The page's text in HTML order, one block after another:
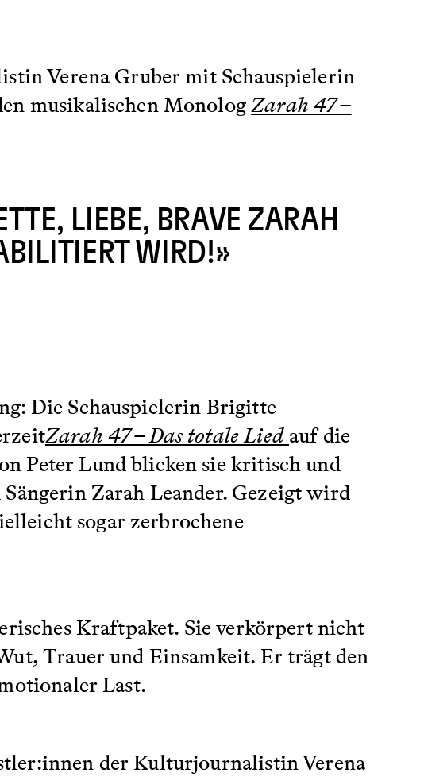
Verena Gruber mit Schauspielerin
musikalischen MonologZarah 47 –
LIEBE, BRAVE ZARAH
WIRD!»
Die Schauspielerin Brigitte
Zarah 47 – Das totale Lied auf die
Peter Lund blicken sie kritisch und
Zarah Leander. Gezeigt wird
sogar zerbrochene
Kraftpaket. Sie verkörpert nicht
Trauer und Einsamkeit. Er trägt den
Last.
der Kulturjournalistin Verena